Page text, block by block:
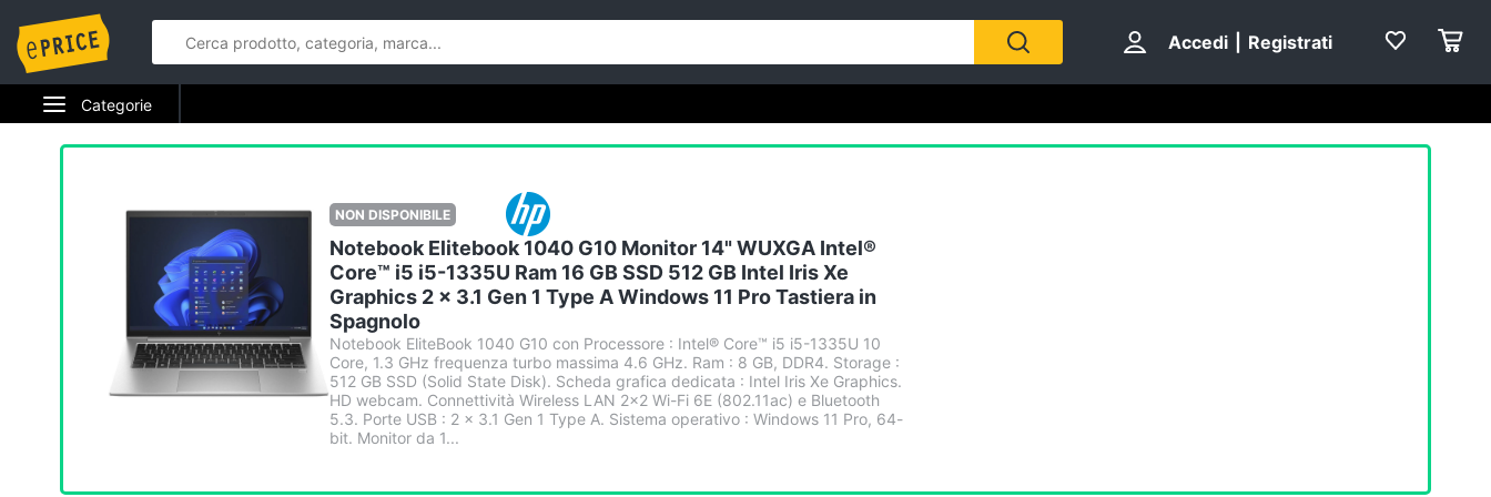
Accedi Registrati
Categorie
Elettrodomestici
Tv e Home Cinema
Smart home
Videogiochi
NON DISPONIBILE
Notebook Elitebook 1040 G10 Monitor 14" WUXGA Intel®
Core™ i5 i5-1335U Ram 16 GB SSD 512 GB Intel Iris Xe
Graphics 2 x 3.1 Gen 1 Type A Windows 11 Pro Tastiera in
Spagnolo
Notebook EliteBook 1040 G10 con Processore : Intel® Core™ i5 i5-1335U 10
Core, 1.3 GHz frequenza turbo massima 4.6 GHz. Ram : 8 GB, DDR4. Storage :
512 GB SSD (Solid State Disk). Scheda grafica dedicata : Intel Iris Xe Graphics.
HD webcam. Connettività Wireless LAN 2x2 Wi-Fi 6E (802.11ac) e Bluetooth
5.3. Porte USB : 2 x 3.1 Gen 1 Type A. Sistema operativo : Windows 11 Pro, 64-
bit. Monitor da 1...